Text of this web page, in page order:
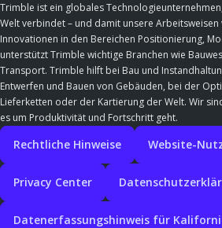
Trimble ist ein globales
Welt verbindet – und damit unsere
Innovationen in den Bereichen Positionierung,
unterstützt Trimble wichtige Branchen wie
Transport. Trimble hilft bei Bau und
Entwerfen und Bauen von Gebäuden, bei der
Lieferketten oder der Kartierung der Welt. Wir
es um Produktivität und Fortschritt geht.
Rechtliche Hinweise Website-
Privacy Center
Datenerfassungshinweis für